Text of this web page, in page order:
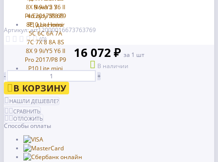
Артикул: art12000016673763769
(0)
16 072 ₽ за 1 шт
В наличии
-
+
В КОРЗИНУ
НАШЛИ ДЕШЕВЛЕ?
СРАВНИТЬ
ОТЛОЖИТЬ
Способы оплаты